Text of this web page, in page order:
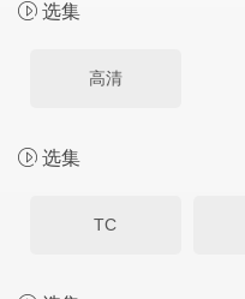
选集
高清
选集
TC